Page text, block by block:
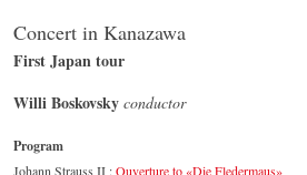
Concert in Kanazawa
First Japan tour
Willi Boskovsky conductor
Program
Johann Strauss II :Ouverture to «Die Fledermaus»